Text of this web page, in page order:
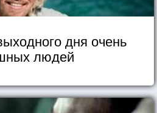
дня очень
людей